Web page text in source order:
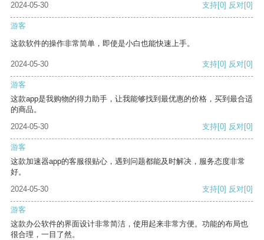
2024-05-30 支持[0] 反对[0]
游客
这款软件的操作非常简单，即使是小白也能快速上手。
2024-05-30 支持[0] 反对[0]
游客
这款app是我购物的得力助手，让我能够找到最优惠的价格，买到最合适
的商品。
2024-05-30
支持[0] 反对[0]
游客
这款加速器app的客服很贴心，遇到问题都能及时解决，服务态度非常
好。
2024-05-30
支持[0] 反对[0]
游客
这款办公软件的界面设计非常简洁，使用起来非常方便。功能的布局也
很合理，一目了然。